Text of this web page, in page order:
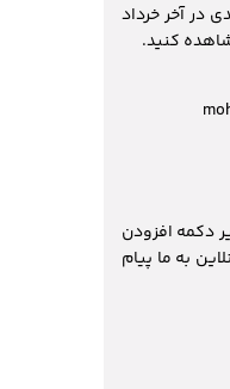
در آخر خرداد
کنید.
دکمه افزودن
به ما پیام